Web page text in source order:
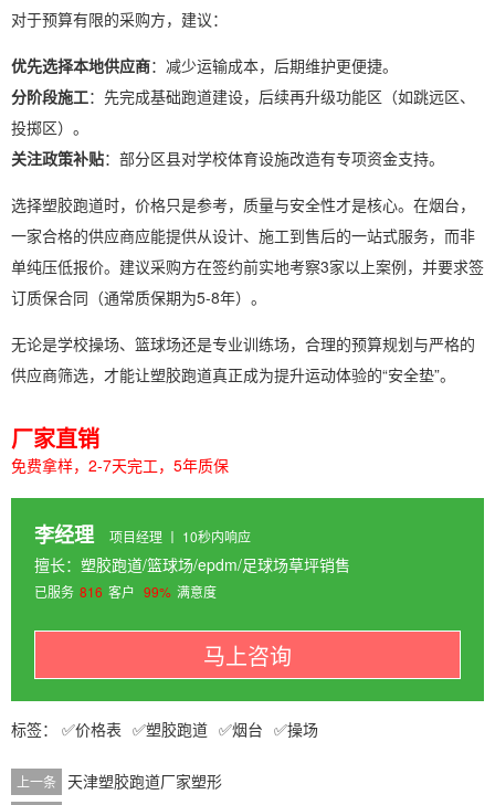
对于预算有限的采购方，建议：
优先选择本地供应商：减少运输成本，后期维护更便捷。
分阶段施工：先完成基础跑道建设，后续再升级功能区（如跳远区、
投掷区）。
关注政策补贴：部分区县对学校体育设施改造有专项资金支持。
选择塑胶跑道时，价格只是参考，质量与安全性才是核心。在烟台，
一家合格的供应商应能提供从设计、施工到售后的一站式服务，而非
单纯压低报价。建议采购方在签约前实地考察3家以上案例，并要求签
订质保合同（通常质保期为5-8年）。
无论是学校操场、篮球场还是专业训练场，合理的预算规划与严格的
供应商筛选，才能让塑胶跑道真正成为提升运动体验的“安全垫”。
厂家直销
免费拿样，2-7天完工，5年质保
李经理 项目经理 丨 10秒内响应
擅长：塑胶跑道/篮球场/epdm/足球场草坪销售
已服务 816 客户 99% 满意度
马上咨询
价格表 塑胶跑道 烟台 操场
上一条 天津塑胶跑道厂家塑形